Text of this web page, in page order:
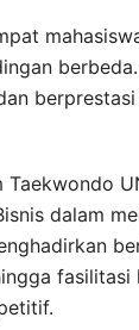
Taekwondo
dalam